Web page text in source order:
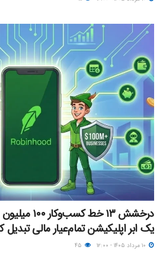
درخشش ۱۳ خط
یک ابر اپلیکیشن تمام‌عیار مالی تبدیل